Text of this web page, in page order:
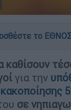
το
καθίσουν
για την
σε